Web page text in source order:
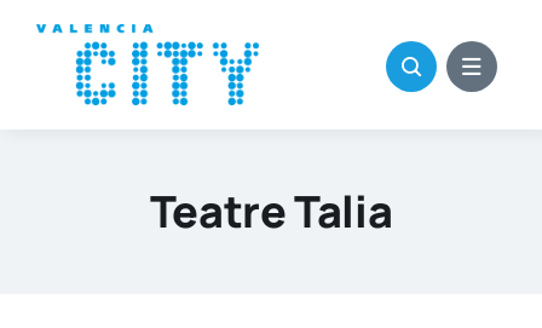
contenido
Teatre Talia